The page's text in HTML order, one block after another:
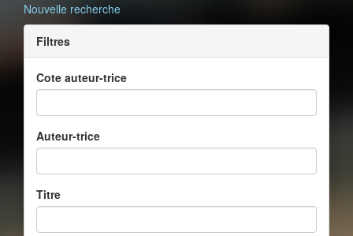
Nouvelle recherche
Filtres
Cote auteur-trice
Auteur-trice
Titre